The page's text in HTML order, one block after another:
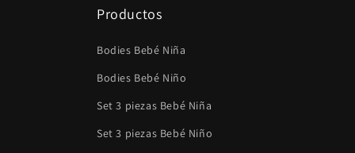
Productos
Bodies Bebé Niña
Bodies Bebé Niño
Set 3 piezas Bebé Niña
Set 3 piezas Bebé Niño